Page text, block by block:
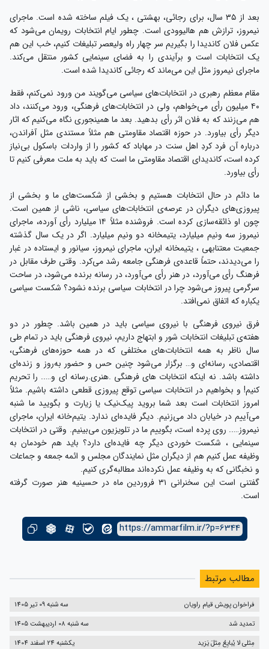
بعد از ۳۵ سال، برای رجائی، بهشتی ، یک فیلم ساخته شده است. ماجرای
نیمروز، ترازش هم هالیوودی است. چطور ایام انتخابات رویمان می‌شود که
عکس فلان کاندیدا را بگیریم سر چهار راه ولیعصر تبلیغات کنیم، خب این هم
یک انتخابات است و برآیندی را به فضای سینمایی کشور منتقل می‌کند.
ماجرای نیمروز مثل این می‌ماند که رجائی کاندیدا شده است.
مقام معظم رهبری در انتخابات‌های سیاسی می‌گویند من ورود نمی‌کنم، فقط
۴۰ میلیون رأی می‌خواهم، ولی در انتخابات‌های فرهنگی، ورود می‌کنند، داد
هم می‌زنند که به فلان اثر رأی بدهید. بعد ما همینجوری نگاه می‌کنیم که اثار
دیگر رأی بیاورد. در حوزه اقتصاد مقاومتی هم مثلاً مستندی مثل آفراندن،
درباره آن فرد کردِ اهل سنت در مهاباد که کشور را از واردات باسکول بی‌نیاز
کرده است، کاندیدای اقتصاد مقاومتی ما است که باید به ملت معرفی کنیم تا
رأی بیاورد.
ما دائم در حال انتخابات هستیم و بخشی از شکست‌های ما و بخشی از
پیروزی‌های دیگران در عرصه‌ی انتخابات‌های سیاسی، ناشی از همین است.
چون او ذائقه‌سازی کرده است. فروشنده مثلاً ۱۴ میلیارد رأی آورده، ماجرای
نیمروز سه ونیم میلیارد، یتیمخانه دو ونیم میلیارد. اگر در یک سال گذشته
جمعیت معتنابهی ، یتیمخانه ایران، ماجرای نیمروز، سیانور و ایستاده در غبار
را می‌دیدند، حتماً قاعده‌ی فرهنگی جامعه رشد می‌کرد. وقتی طرف مقابل در
فرهنگ رأی می‌آورد، در هنر رأی می‌آورد، در رسانه برنده می‌شود، در ساحت
سرگرمی پیروز می‌شود چرا در انتخابات سیاسی برنده نشود؟ شکست سیاسی
یکباره که اتفاق نمی‌افتد.
فرق نیروی فرهنگی با نیروی سیاسی باید در همین باشد. چطور در دو
هفته‌ی تبلیغات انتخابات شور و ابتهاج داریم، نیروی فرهنگی باید در تمام طی
سال ناظر به همه انتخابات‌های مختلفی که در همه حوزه‌های فرهنگی،
اقتصادی، رسانه‌ای و… برگزار می‌شود چنین حس و حضور به‌روز و زنده‌ای
داشته باشد. نه اینکه انتخابات های فرهنگی .هنری.رسانه ای و….. را تحریم
کنیم! و بخواهیم در انتخابات سیاسی توقع پیروزی قطعی داشته باشیم. مثلاً
امروز انتخابات است بعد شما بروید پیک‌نیک یا زیارت و بگویید ما شنبه
می‌آییم در خیابان داد می‌زنیم. دیگر فایده‌ای ندارد. یتیم‌خانه ایران، ماجرای
نیمروز….. روی پرده است، بگوییم ما در تلویزیون می‌بینیم. وقتی در انتخابات
سینمایی ، شکست خوردی دیگر چه فایده‌ای دارد؟ باید هم خودمان به
وظیفه عمل کنیم هم از دیگران مثل نمایندگان مجلس و ائمه جمعه و جماعات
و نخبگانی که به وظیفه عمل نکرده‌اند مطالبه‌گری کنیم.
گفتنی است این سخنرانی ۳۱ فروردین ماه در حسینیه هنر صورت گرفته
است.
https://ammarfilm.ir/?p=6344
مطالب مرتبط
فراخوان پویش قیام راویان
سه شنبه 09 تیر 1405
تمدید شد
سه شنبه 08 اردیبهشت 1405
مِثلی لا یُبایِعُ مِثلَ یَزید
یکشنبه 24 اسفند 1404